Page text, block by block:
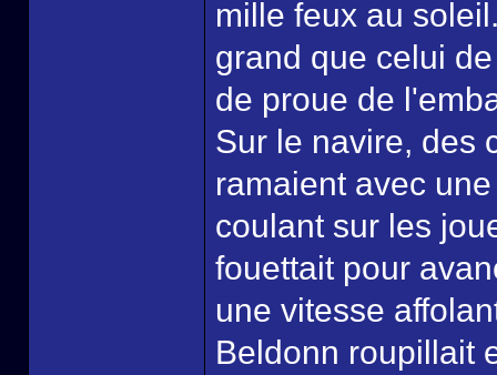
mille feux au
grand que celui
de proue de
Sur le navire, des
ramaient avec
coulant sur les
fouettait pour
une vitesse
Beldonn roupillait